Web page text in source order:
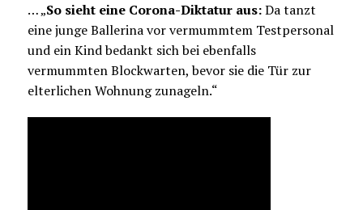
… „So sieht eine Corona-Diktatur aus:Da tanzt
eine junge Ballerina vor vermummtem Testpersonal
und ein Kind bedankt sich bei ebenfalls
vermummten Blockwarten, bevor sie die Tür zur
elterlichen Wohnung zunageln.“